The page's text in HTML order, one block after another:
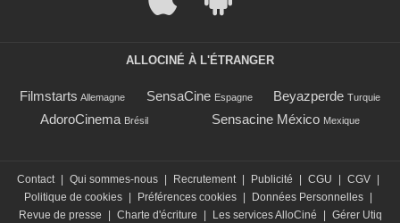
ALLOCINÉ À L'ÉTRANGER
Filmstarts Allemagne SensaCine Espagne Beyazperde Turquie
AdoroCinema Brésil Sensacine México Mexique
Contact Qui sommes-nous Recrutement Publicité CGU CGV
Politique de cookies
Préférences cookies Données Personnelles
Revue de presse
Charte d'écriture Les services AlloCiné Gérer Utiq